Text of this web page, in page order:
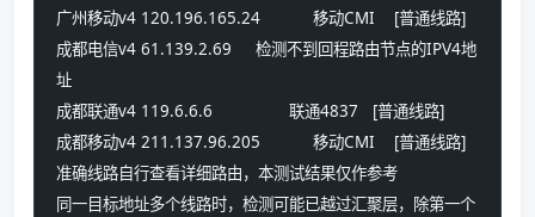
广州移动v4 120.196.165.24           移动CMI    [普通线路]
成都电信v4 61.139.2.69     检测不到回程路由节点的IPV4地
址
成都联通v4 119.6.6.6                联通4837   [普通线路]
成都移动v4 211.137.96.205           移动CMI    [普通线路]
准确线路自行查看详细路由，本测试结果仅作参考
同一目标地址多个线路时，检测可能已越过汇聚层，除第一个